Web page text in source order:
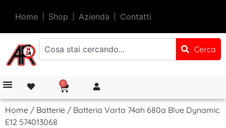
Home Shop Azienda Contatti
Cerca
0
Home / Batterie / Batteria Varta 74ah 680a Blue Dynamic
E12 574013068